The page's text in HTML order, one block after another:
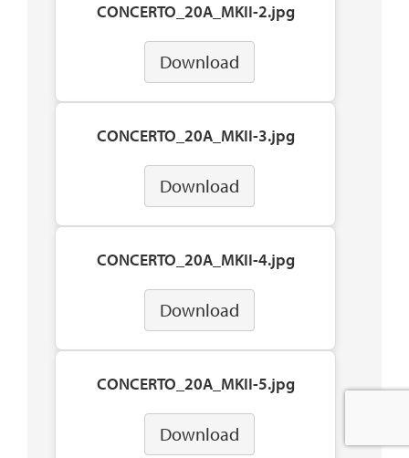
CONCERTO_20A_MKII-2.jpg
Download
CONCERTO_20A_MKII-3.jpg
Download
CONCERTO_20A_MKII-4.jpg
Download
CONCERTO_20A_MKII-5.jpg
Download